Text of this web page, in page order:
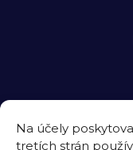
Na účely
tretích strán